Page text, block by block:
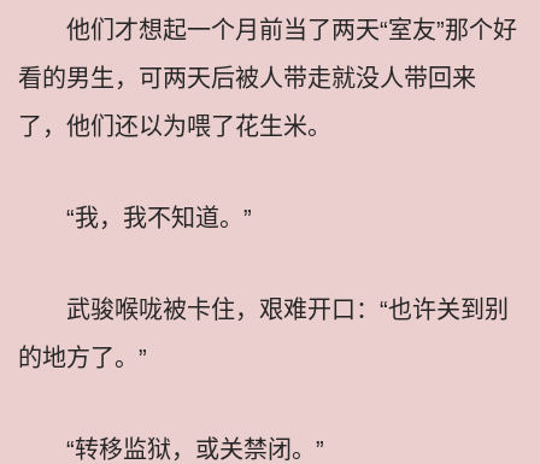
他们才想起一个月前当了两天“室友”那个好
看的男生，可两天后被人带走就没人带回来
了，他们还以为喂了花生米。
“我，我不知道。”
武骏喉咙被卡住，艰难开口：“也许关到别
的地方了。”
“转移监狱，或关禁闭。”